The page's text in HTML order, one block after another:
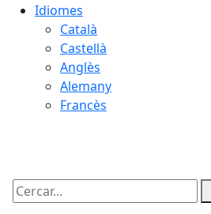
Idiomes
Català
Castellà
Anglès
Alemany
Francès
Cercar: